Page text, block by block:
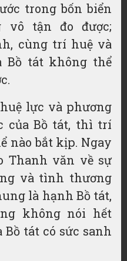
trong bốn biển
vô tận đo được;
cùng trí huệ và
Bồ tát không thể
lực và phương
của Bồ tát, thì trí
nào bắt kịp. Ngay
Thanh văn về sự
và tình thương
là hạnh Bồ tát,
không nói hết
tát có sức sanh